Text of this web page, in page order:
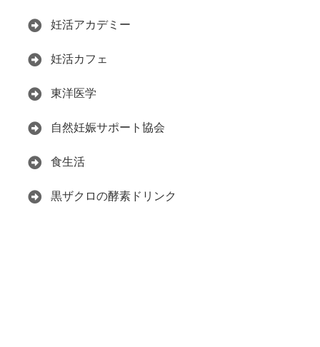
妊活アカデミー
妊活カフェ
東洋医学
自然妊娠サポート協会
食生活
黒ザクロの酵素ドリンク